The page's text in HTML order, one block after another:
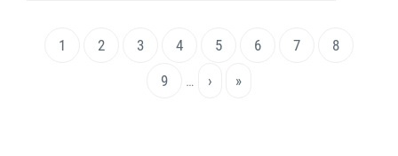
PaginacióPàgina
1 Page
2 Page
3 Page
4 Page
5 Page
6 Page
7 Page
8
Page
9 …
Pàgina
›
Última
»